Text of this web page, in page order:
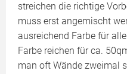
streichen die richtige
muss erst angemischt
ausreichend Farbe für
Farbe reichen für ca.
man oft Wände zweimal